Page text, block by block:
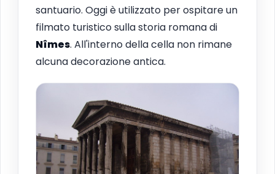
santuario. Oggi è utilizzato per ospitare un
filmato turistico sulla storia romana di
Nîmes. All'interno della cella non rimane
alcuna decorazione antica.